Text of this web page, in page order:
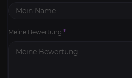
Meine Bewertung *